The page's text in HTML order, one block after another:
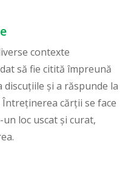
contexte
să fie citită împreună
și a răspunde la
cărții se face
loc uscat și curat,